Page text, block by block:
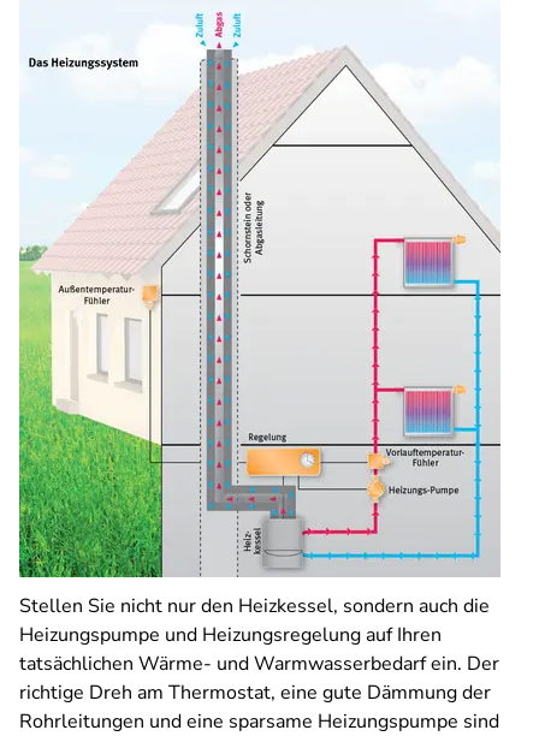
Stellen Sie nicht nur den Heizkessel, sondern auch die
Heizungspumpe und Heizungsregelung auf Ihren
tatsächlichen Wärme- und Warmwasserbedarf ein. Der
richtige Dreh am Thermostat, eine gute Dämmung der
Rohrleitungen und eine sparsame Heizungspumpe sind